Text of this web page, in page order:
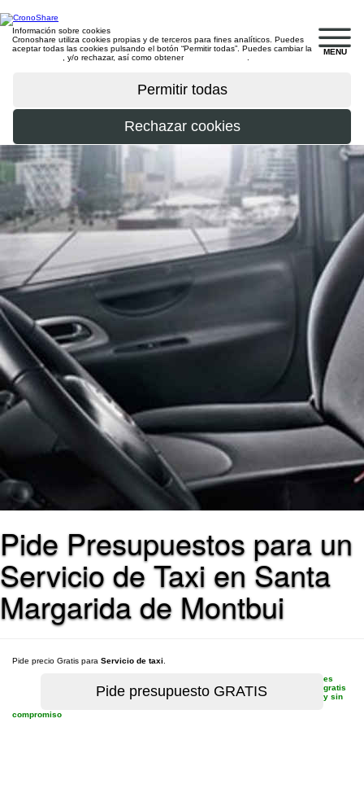
MENU
Información sobre cookies
Cronoshare utiliza cookies propias y de terceros para fines analíticos. Puedes
aceptar todas las cookies pulsando el botón “Permitir todas”. Puedes cambiar la
, y/o rechazar, así como obtener
Pide Presupuestos para un
Servicio de Taxi en Santa
Margarida de Montbui
Pide precio Gratis para Servicio de taxi
es
gratis
y sin
compromiso